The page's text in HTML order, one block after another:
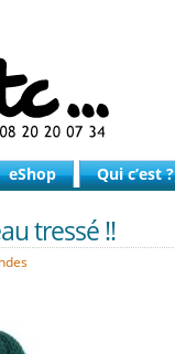
eShop Qui c’est ?
tressé !!